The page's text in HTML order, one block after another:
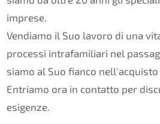
imprese.
Vendiamo il Suo lavoro di una
processi intrafamiliari nel
siamo al Suo fianco
Entriamo ora in contatto per
esigenze.